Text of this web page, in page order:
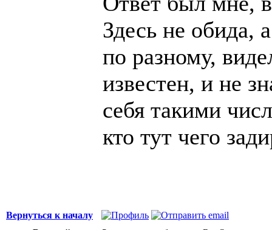
Здесь не обида,
по разному,
известен, и не
себя такими
кто тут чего
Вернуться к началу